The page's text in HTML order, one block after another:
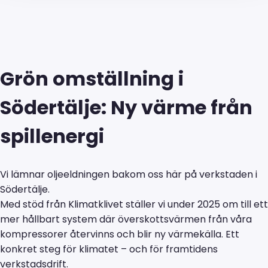
Grön omställning i
Södertälje: Ny värme från
spillenergi
Vi lämnar oljeeldningen bakom oss här på verkstaden i
Södertälje.
Med stöd från Klimatklivet ställer vi under 2025 om till ett
mer hållbart system där överskottsvärmen från våra
kompressorer återvinns och blir ny värmekälla. Ett
konkret steg för klimatet – och för framtidens
verkstadsdrift.